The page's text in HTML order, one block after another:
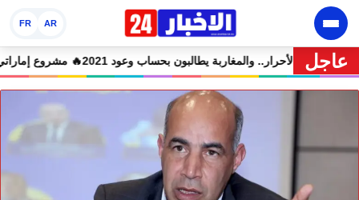
AR
FR
عاجل
في حالة سراح🔥 شوكي يعيد وعود الأحرار.. والمغاربة يطالبون بحساب وعود